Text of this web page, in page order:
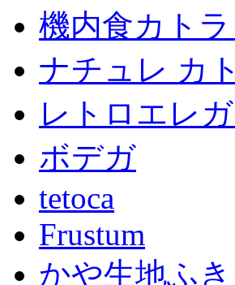
機内食カト
ナチュレ カ
レトロエレ
ボデガ
tetoca
Frustum
かや生地ふ